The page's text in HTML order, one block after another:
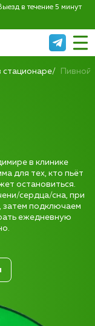
в течение 5 минут
стационаре Пивной
в клинике
для тех, кто пьёт
остановиться.
сердца/сна, при
затем подключаем
ежедневную